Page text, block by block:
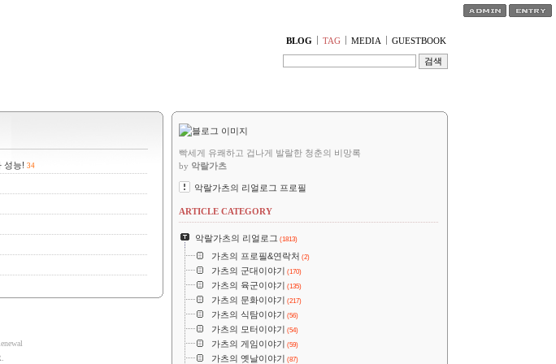
BLOG TAG MEDIA GUESTBOOK
성능! 34
빡세게 유쾌하고 겁나게 발랄한 청춘의 비망록
by 악랄가츠
악랄가츠의 리얼로그 프로필
ARTICLE CATEGORY
악랄가츠의 리얼로그 (1813)
가츠의 프로필&연락처 (2)
가츠의 군대이야기 (170)
가츠의 육군이야기 (135)
가츠의 문화이야기 (217)
가츠의 식탐이야기 (56)
가츠의 모터이야기 (54)
가츠의 게임이야기 (59)
가츠의 옛날이야기 (87)
티스토리툴바